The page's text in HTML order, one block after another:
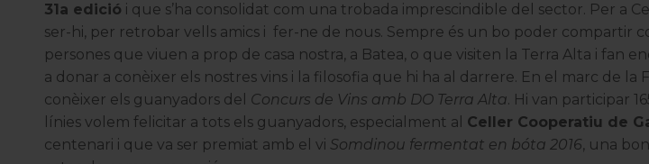
31a edició i que s’ha consolidat com una trobada imprescindible del sector. Per a
ser-hi, per retrobar vells amics i fer-ne de nous. Sempre és un bo poder compartir
persones que viuen a prop de casa nostra, a Batea, o que visiten la Terra Alta i fan
a donar a conèixer els nostres vins i la filosofia que hi ha al darrere. En el marc de la
conèixer els guanyadors del Concurs de Vins amb DO Terra Alta. Hi van participar
línies volem felicitar a tots els guanyadors, especialment al Celler Cooperatiu de
centenari i que va ser premiat amb el vi Somdinou fermentat en bóta 2016, una